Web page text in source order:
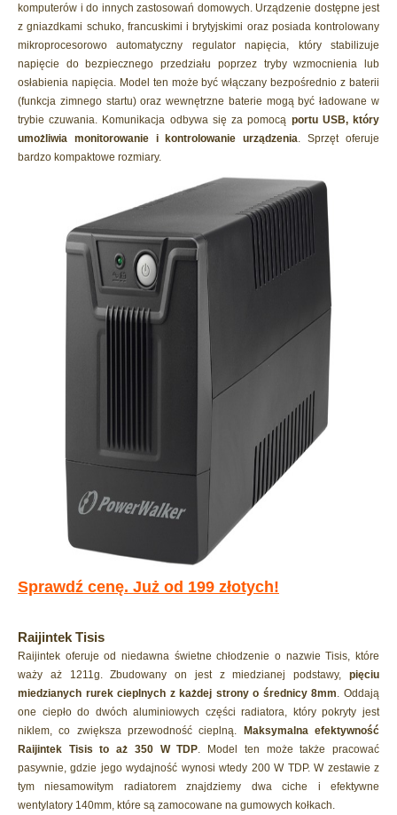
komputerów i do innych zastosowań domowych. Urządzenie dostępne jest
z gniazdkami schuko, francuskimi i brytyjskimi oraz posiada kontrolowany
mikroprocesorowo automatyczny regulator napięcia, który stabilizuje
napięcie do bezpiecznego przedziału poprzez tryby wzmocnienia lub
osłabienia napięcia. Model ten może być włączany bezpośrednio z baterii
(funkcja zimnego startu) oraz wewnętrzne baterie mogą być ładowane w
trybie czuwania. Komunikacja odbywa się za pomocą portu USB, który
umożliwia monitorowanie i kontrolowanie urządzenia. Sprzęt oferuje
bardzo kompaktowe rozmiary.
Sprawdź cenę. Już od 199 złotych!
Raijintek Tisis
Raijintek oferuje od niedawna świetne chłodzenie o nazwie Tisis, które
waży aż 1211g. Zbudowany on jest z miedzianej podstawy, pięciu
miedzianych rurek cieplnych z każdej strony o średnicy 8mm. Oddają
one ciepło do dwóch aluminiowych części radiatora, który pokryty jest
niklem, co zwiększa przewodność cieplną. Maksymalna efektywność
Raijintek Tisis to aż 350 W TDP. Model ten może także pracować
pasywnie, gdzie jego wydajność wynosi wtedy 200 W TDP. W zestawie z
tym niesamowitym radiatorem znajdziemy dwa ciche i efektywne
wentylatory 140mm, które są zamocowane na gumowych kołkach.